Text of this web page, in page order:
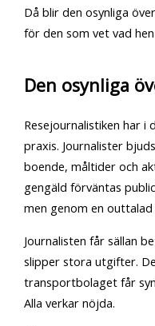
Då blir den osynliga
för den som vet vad
Den osynliga
Resejournalistiken har i
praxis. Journalister
boende, måltider och
gengäld förväntas
men genom en
Journalisten får sällan
slipper stora utgifter.
transportbolaget får
Alla verkar nöjda.